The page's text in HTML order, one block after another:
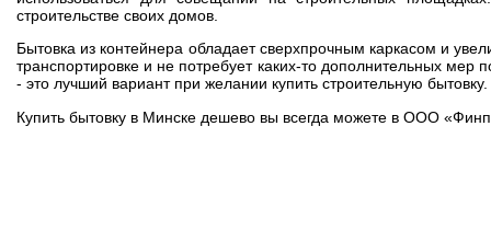
строительстве своих домов.
Бытовка из контейнера обладает сверхпрочным каркасом и
транспортировке и не потребует каких-то дополнительных мер
- это лучший вариант при желании купить строительную бытовку.
Купить бытовку в Минске дешево вы всегда можете в ООО